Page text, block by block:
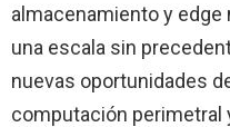
almacenamiento y
una escala sin
nuevas oportunidades
computación perimetral